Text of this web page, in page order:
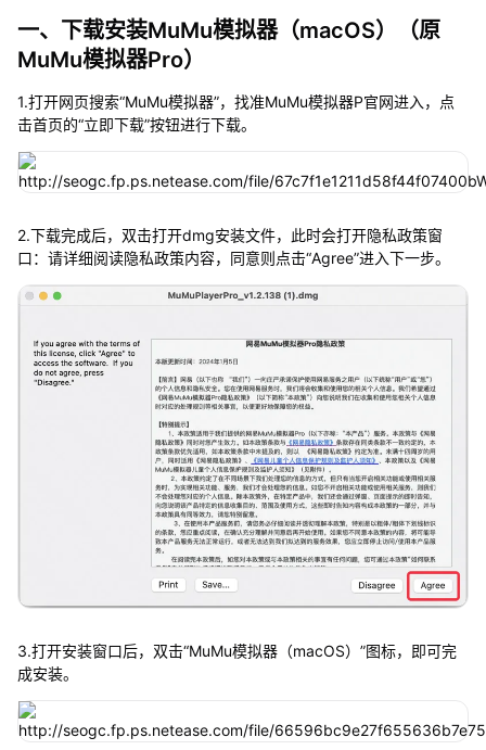
一、下载安装MuMu模拟器（macOS）（原
MuMu模拟器Pro）
1.打开网页搜索“MuMu模拟器”，找准MuMu模拟器P官网进入，点
击首页的“立即下载”按钮进行下载。
2.下载完成后，双击打开dmg安装文件，此时会打开隐私政策窗
口：请详细阅读隐私政策内容，同意则点击“Agree”进入下一步。
3.打开安装窗口后，双击“MuMu模拟器（macOS）”图标，即可完
成安装。